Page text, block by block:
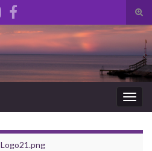
Slå
på/
Slå
på/av
Logo21.png